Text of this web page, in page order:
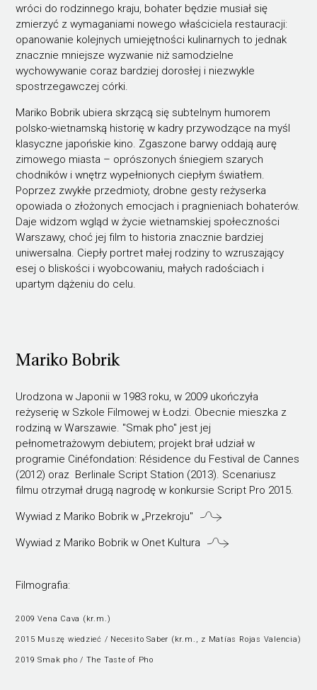
wróci do rodzinnego kraju, bohater będzie musiał się
zmierzyć z wymaganiami nowego właściciela restauracji:
opanowanie kolejnych umiejętności kulinarnych to jednak
znacznie mniejsze wyzwanie niż samodzielne
wychowywanie coraz bardziej dorosłej i niezwykle
spostrzegawczej córki.
Mariko Bobrik ubiera skrzącą się subtelnym humorem
polsko-wietnamską historię w kadry przywodzące na myśl
klasyczne japońskie kino. Zgaszone barwy oddają aurę
zimowego miasta – oprószonych śniegiem szarych
chodników i wnętrz wypełnionych ciepłym światłem.
Poprzez zwykłe przedmioty, drobne gesty reżyserka
opowiada o złożonych emocjach i pragnieniach bohaterów.
Daje widzom wgląd w życie wietnamskiej społeczności
Warszawy, choć jej film to historia znacznie bardziej
uniwersalna. Ciepły portret małej rodziny to wzruszający
esej o bliskości i wyobcowaniu, małych radościach i
upartym dążeniu do celu.
Mariko Bobrik
Urodzona w Japonii w 1983 roku, w 2009 ukończyła
reżyserię w Szkole Filmowej w Łodzi. Obecnie mieszka z
rodziną w Warszawie. "Smak pho" jest jej
pełnometrażowym debiutem; projekt brał udział w
programie Cinéfondation: Résidence du Festival de Cannes
(2012) oraz Berlinale Script Station (2013). Scenariusz
filmu otrzymał drugą nagrodę w konkursie Script Pro 2015.
Wywiad z Mariko Bobrik w „Przekroju"
Wywiad z Mariko Bobrik w Onet Kultura
Filmografia:
2009 Vena Cava (kr.m.)
2015 Muszę wiedzieć / Necesito Saber (kr.m., z Matías Rojas Valencia)
2019 Smak pho / The Taste of Pho